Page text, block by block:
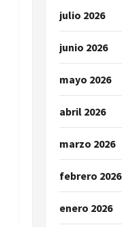
julio 2026
junio 2026
mayo 2026
abril 2026
marzo 2026
febrero 2026
enero 2026